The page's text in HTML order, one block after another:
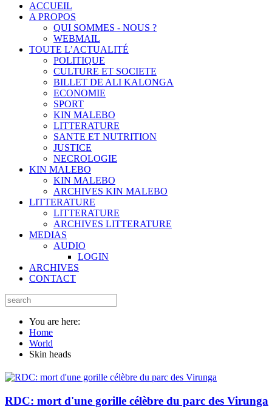
ACCUEIL
A PROPOS
QUI SOMMES - NOUS ?
WEBMAIL
TOUTE L’ACTUALITÉ
POLITIQUE
CULTURE ET SOCIETE
BILLET DE ALI KALONGA
ECONOMIE
SPORT
KIN MALEBO
LITTERATURE
SANTE ET NUTRITION
JUSTICE
NECROLOGIE
KIN MALEBO
KIN MALEBO
ARCHIVES KIN MALEBO
LITTERATURE
LITTERATURE
ARCHIVES LITTERATURE
MEDIAS
AUDIO
LOGIN
ARCHIVES
CONTACT
You are here:
Home
World
Skin heads
RDC: mort d'une gorille célèbre du parc des Virunga